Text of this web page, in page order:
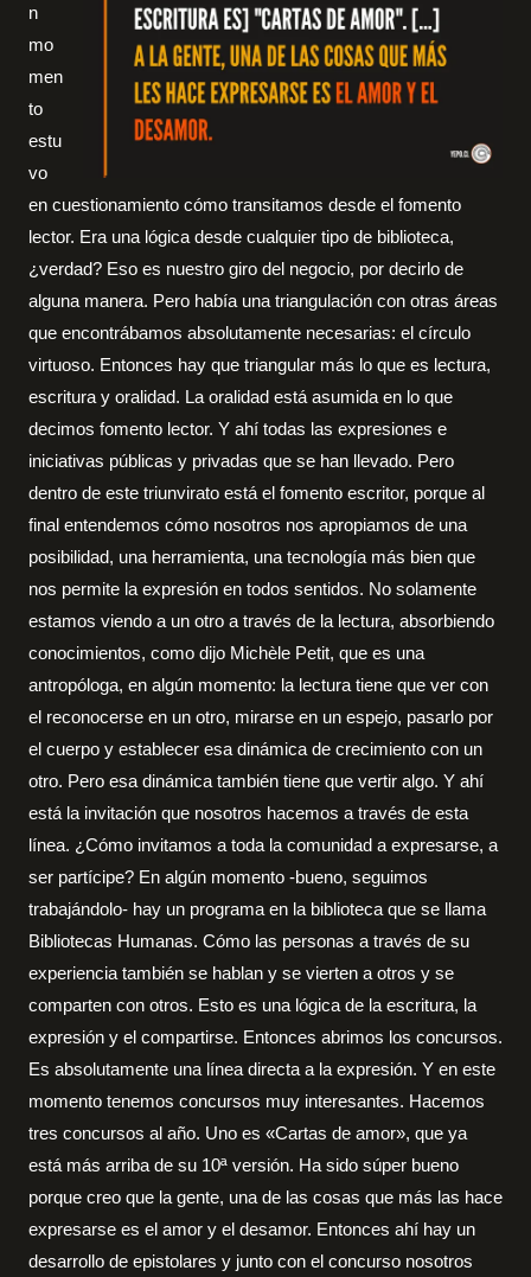
n
mo
men
to
estu
vo
en cuestionamiento cómo transitamos desde el fomento
lector. Era una lógica desde cualquier tipo de biblioteca,
¿verdad? Eso es nuestro giro del negocio, por decirlo de
alguna manera. Pero había una triangulación con otras áreas
que encontrábamos absolutamente necesarias: el círculo
virtuoso. Entonces hay que triangular más lo que es lectura,
escritura y oralidad. La oralidad está asumida en lo que
decimos fomento lector. Y ahí todas las expresiones e
iniciativas públicas y privadas que se han llevado. Pero
dentro de este triunvirato está el fomento escritor, porque al
final entendemos cómo nosotros nos apropiamos de una
posibilidad, una herramienta, una tecnología más bien que
nos permite la expresión en todos sentidos. No solamente
estamos viendo a un otro a través de la lectura, absorbiendo
conocimientos, como dijo Michèle Petit, que es una
antropóloga, en algún momento: la lectura tiene que ver con
el reconocerse en un otro, mirarse en un espejo, pasarlo por
el cuerpo y establecer esa dinámica de crecimiento con un
otro. Pero esa dinámica también tiene que vertir algo. Y ahí
está la invitación que nosotros hacemos a través de esta
línea. ¿Cómo invitamos a toda la comunidad a expresarse, a
ser partícipe? En algún momento -bueno, seguimos
trabajándolo- hay un programa en la biblioteca que se llama
Bibliotecas Humanas. Cómo las personas a través de su
experiencia también se hablan y se vierten a otros y se
comparten con otros. Esto es una lógica de la escritura, la
expresión y el compartirse. Entonces abrimos los concursos.
Es absolutamente una línea directa a la expresión. Y en este
momento tenemos concursos muy interesantes. Hacemos
tres concursos al año. Uno es «Cartas de amor», que ya
está más arriba de su 10ª versión. Ha sido súper bueno
porque creo que la gente, una de las cosas que más las hace
expresarse es el amor y el desamor. Entonces ahí hay un
desarrollo de epistolares y junto con el concurso nosotros